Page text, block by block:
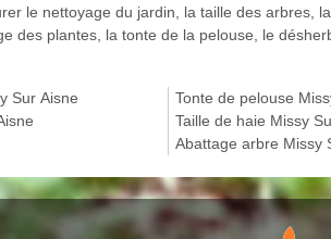
le nettoyage du jardin, la taille des arbres,
des plantes, la tonte de la pelouse, le
Sur Aisne
Tonte de pelouse
Taille de haie Missy
Abattage arbre Missy